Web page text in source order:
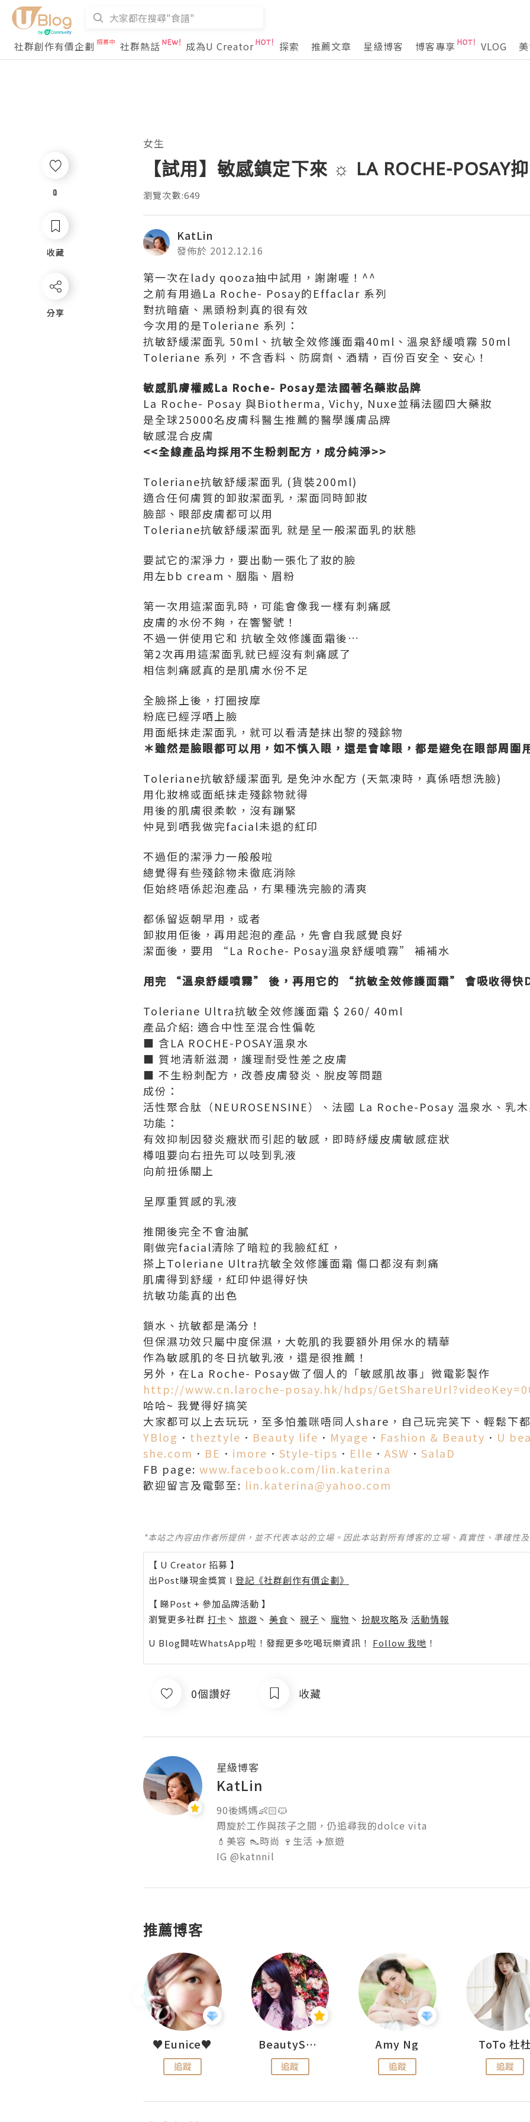
社群創作有價企劃 社群熱話 成為U Creator 探索 推薦文章 星級博客 博客專享 VLOG
0
收藏
分享
女生
【試用】敏感鎮定下來 ☼ LA ROCHE-POSAY
瀏覽次數:649
KatLin
發佈於 2012.12.16
第一次在lady qooza抽中試用，謝謝喔！^^
之前有用過La Roche- Posay的Effaclar 系列
對抗暗瘡、黑頭粉刺真的很有效
今次用的是Toleriane 系列：
抗敏舒緩潔面乳 50ml、抗敏全效修護面霜40ml、溫泉舒緩噴霧 50ml
Toleriane 系列，不含香料、防腐劑、酒精，百份百安全、安心！
敏感肌膚權威La Roche- Posay是法國著名藥妝品牌
La Roche- Posay 與Biotherma, Vichy, Nuxe並稱法國四大藥妝
是全球25000名皮膚科醫生推薦的醫學護膚品牌
敏感混合皮膚
<<全線產品均採用不生粉刺配方 ， 成分純淨>>
Toleriane抗敏舒緩潔面乳 (貨裝200ml)
適合任何膚質的卸妝潔面乳，潔面同時卸妝
臉部、眼部皮膚都可以用
Toleriane抗敏舒緩潔面乳 就是呈一般潔面乳的狀態
要試它的潔淨力，要出動一張化了妝的臉
用左bb cream、胭脂、眉粉
第一次用這潔面乳時，可能會像我一樣有刺痛感
皮膚的水份不夠，在響警號！
不過一併使用它和 抗敏全效修護面霜後…
第2次再用這潔面乳就已經沒有刺痛感了
相信刺痛感真的是肌膚水份不足
全臉搽上後，打圈按摩
粉底已經浮哂上臉
用面紙抹走潔面乳，就可以看清楚抹出黎的殘餘物
＊雖然是臉眼都可以用，如不慎入眼，還是會嗱眼，都是避免在眼部周圍
Toleriane抗敏舒緩潔面乳 是免沖水配方 (天氣凍時，真係唔想洗臉)
用化妝棉或面紙抹走殘餘物就得
用後的肌膚很柔軟，沒有蹦緊
仲見到哂我做完facial未退的紅印
不過佢的潔淨力一般般啦
總覺得有些殘餘物未徹底消除
佢始終唔係起泡產品，冇果種洗完臉的清爽
都係留返朝早用，或者
卸妝用佢後，再用起泡的產品，先會自我感覺良好
潔面後，要用 “La Roche- Posay溫泉舒緩噴霧” 補補水
用完 “溫泉舒緩噴霧” 後，再用它的 “抗敏全效修護面霜” 會吸收得快
Toleriane Ultra抗敏全效修護面霜 $ 260/ 40ml
產品介紹: 適合中性至混合性偏乾
■ 含LA ROCHE-POSAY溫泉水
■ 質地清新滋潤，護理耐受性差之皮膚
■ 不生粉刺配方，改善皮膚發炎、脫皮等問題
成份：
活性聚合肽（NEUROSENSINE）、法國 La Roche-Posay 温泉水、乳
功能：
有效抑制因發炎癥狀而引起的敏感，即時紓緩皮膚敏感症狀
樽咀要向右扭先可以吱到乳液
向前扭係關上
呈厚重質感的乳液
推開後完全不會油膩
剛做完facial清除了暗粒的我臉紅紅，
搽上Toleriane Ultra抗敏全效修護面霜 傷口都沒有刺痛
肌膚得到舒緩，紅印仲退得好快
抗敏功能真的出色
鎖水、抗敏都是滿分！
但保濕功效只屬中度保濕，大乾肌的我要額外用保水的精華
作為敏感肌的冬日抗敏乳液，還是很推薦！
另外，在La Roche- Posay做了個人的「敏感肌故事」微電影製作
http://www.cn.laroche-posay.hk/hdps/
哈哈~ 我覺得好搞笑
大家都可以上去玩玩，至多怕羞咪唔同人share，自己玩完笑下、輕鬆下
YBlog ． theztyle ． Beauty life ． Myage ． Fashion & Beauty ． U
she.com ． BE ． imore ． Style-tips ． Elle ． ASW ． SalaD
FB page: www.facebook.com/lin.katerina
歡迎留言及電郵至: lin.katerina@yahoo.com
*本站之內容由作者所提供，並不代表本站的立場。因此本站對所有博客的立場、真實性、準確性
【 U Creator 招募 】
出Post賺現金獎賞 l 登記《社群創作有價企劃》
【 睇Post + 參加品牌活動 】
瀏覽更多社群 打卡 丶 旅遊 丶 美食 丶 親子 丶 寵物 丶 扮靚攻略及 活動情報
U Blog開咗WhatsApp啦！發掘更多吃喝玩樂資訊！ Follow 我哋 ！
0個讚好 收藏
星級博客
KatLin
90後媽媽👶🏻🐱
周旋於工作與孩子之間，仍追尋我的dolce vita
💄美容 👠時尚 🍷生活 ✈️旅遊
推薦博客
♥Eunice♥
追蹤
BeautySearch
追蹤
Amy Ng
追蹤
ToTo 杜
追蹤
1
收藏
分享